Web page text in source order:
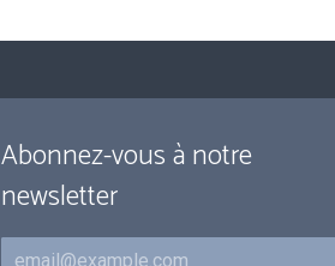
Abonnez-vous à notre
newsletter
Courriel